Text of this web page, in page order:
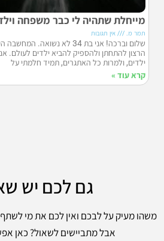
מייחלת שתהיה לי כבר משפחה
תמר מ. אין תגובות
שלום וברכה! אני בת 34 לא
ילדים, ולמרות כל האתגרים, תמיד חלמתי על
קרא עוד »
גם לכם יש
משהו מעיק על לבכם ואין לכם את מי
אבל מתביישים לשאול? כאן